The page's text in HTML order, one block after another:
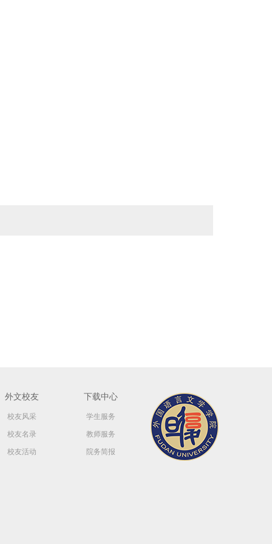
外文校友
校友风采
校友名录
校友活动
下载中心
学生服务
教师服务
院务简报